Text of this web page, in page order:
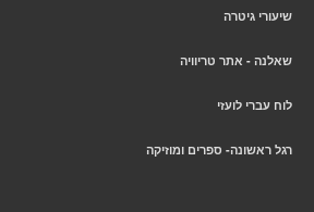
שיעורי גיטרה
שאלנה - אתר טריוויה
לוח עברי לועזי
רגל ראשונה- ספרים ומוזיקה